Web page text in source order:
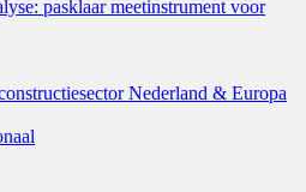
pasklaar meetinstrument voor
Nederland & Europa